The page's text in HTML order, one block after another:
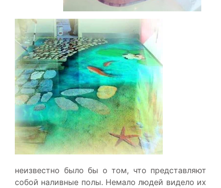
неизвестно было бы о том, что представляют
собой наливные полы. Немало людей видело их